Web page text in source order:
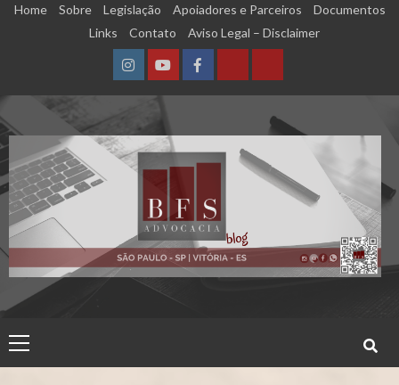
SkipHome Sobre Legislação Apoiadores e Parceiros
Documentos
Links
Contato Aviso Legal – Disclaimer
InstagramYouTubeFacebookCalculadora
Qualidade
de
Segurado
(INSS)
Calculadora
Tempo
de
Contribuição
Menu